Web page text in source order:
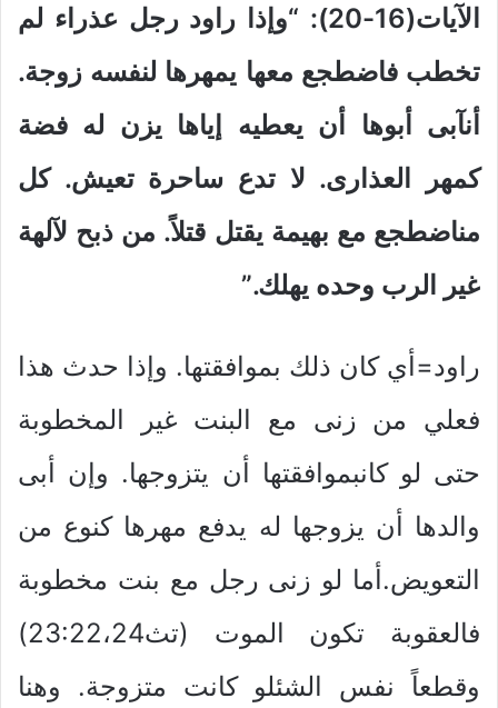
الآيات(16-20): “وإذا راود رجل عذراء لم
تخطب فاضطجع معها يمهرها لنفسه زوجة.
أنآبى أبوها أن يعطيه إياها يزن له فضة
كمهر العذارى. لا تدع ساحرة تعيش. كل
مناضطجع مع بهيمة يقتل قتلاً. من ذبح لآلهة
غير الرب وحده يهلك.”
راود=أي كان ذلك بموافقتها. وإذا حدث هذا
فعلي من زنى مع البنت غير المخطوبة
حتى لو كانبموافقتها أن يتزوجها. وإن أبى
والدها أن يزوجها له يدفع مهرها كنوع من
التعويض.أما لو زنى رجل مع بنت مخطوبة
فالعقوبة تكون الموت (تث23:22،24)
وقطعاً نفس الشئلو كانت متزوجة. وهنا